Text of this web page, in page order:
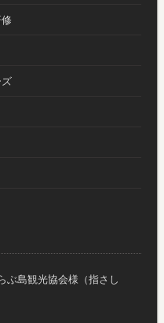
ぶ島観光協会様（指さし